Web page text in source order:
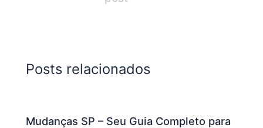
Posts relacionados
Mudanças SP – Seu Guia Completo para